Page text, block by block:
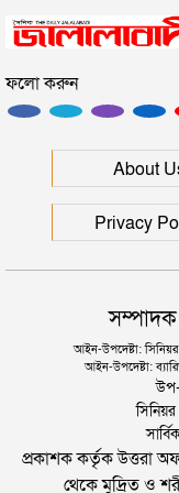
কুলাউড়া
ফলো করুন
About
Privacy
আইন-উপদেষ্টা:
আইন-উপদেষ্টা:
প্রকাশক কর্তৃক উত্তরা
থেকে মুদ্রিত ও